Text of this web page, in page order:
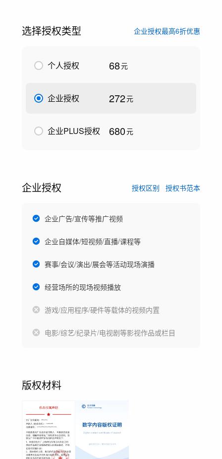
选择授权类型 企业授权最高6折优惠
个人授权 68元
企业授权 272元
企业PLUS授权 680元
企业授权 授权区别 授权书范本
企业广告/宣传等推广视频
企业自媒体/短视频/直播/课程等
赛事/会议/演出/展会等活动现场演播
经营场所的现场视频播放
游戏/应用程序/硬件等载体的视频内置
电影/综艺/纪录片/电视剧等影视作品或栏目
版权材料